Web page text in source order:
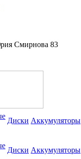
Смирнова 83
Диски Аккумуляторы
Диски Аккумуляторы